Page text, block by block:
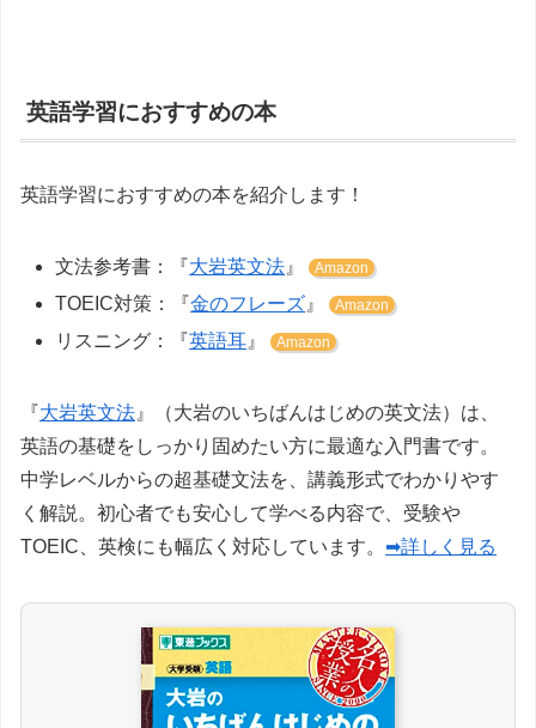
英語学習におすすめの本
英語学習におすすめの本を紹介します！
文法参考書：『大岩英文法 』 Amazon
TOEIC対策：『金のフレーズ 』 Amazon
リスニング：『英語耳 』 Amazon
『大岩英文法 』（大岩のいちばんはじめの英文法）は、
英語の基礎をしっかり固めたい方に最適な入門書です。
中学レベルからの超基礎文法を、講義形式でわかりやす
く解説。初心者でも安心して学べる内容で、受験や
TOEIC、英検にも幅広く対応しています。 ➡詳しく見る